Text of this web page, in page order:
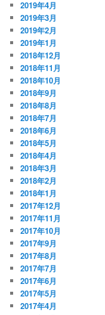
2019年4月
2019年3月
2019年2月
2019年1月
2018年12月
2018年11月
2018年10月
2018年9月
2018年8月
2018年7月
2018年6月
2018年5月
2018年4月
2018年3月
2018年2月
2018年1月
2017年12月
2017年11月
2017年10月
2017年9月
2017年8月
2017年7月
2017年6月
2017年5月
2017年4月